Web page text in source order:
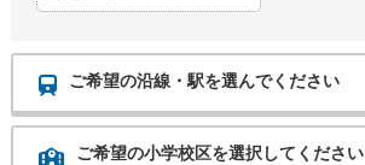
ご希望の沿線・駅を選んでください
ご希望の小学校区を選択してください